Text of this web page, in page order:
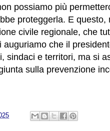
possiamo più
proteggerla. E
civile regionale, che
che il
sindaci e territori, ma si
sulla prevenzione